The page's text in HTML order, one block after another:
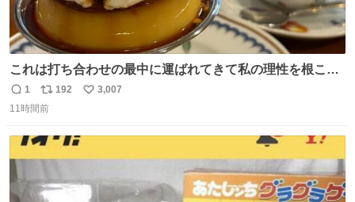
これは打ち合わせの最中に運ばれてきて私の理性を根こそ
ぎ奪い去ったプリンの写真です。
返
信
1
リ
ポ
ト
数
192
い
3,007
11時間前